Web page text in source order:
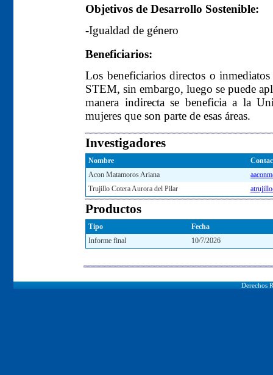
Objetivos de Desarrollo Sostenible:
-Igualdad de género
Beneficiarios:
Los beneficiarios directos o
STEM, sin embargo, luego se puede
manera indirecta se beneficia a la
mujeres que son parte de esas áreas.
Investigadores
Nombre
Acon Matamoros Ariana
Trujillo Cotera Aurora del Pilar
Productos
Tipo
Fecha
Informe final
10/7/2026
Derechos